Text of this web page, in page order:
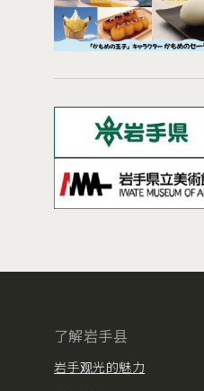
了解岩手县
岩手观光的魅力